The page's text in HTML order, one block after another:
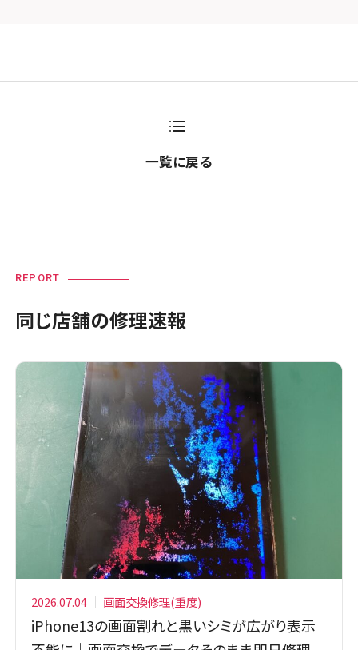
一覧に戻る
REPORT
同じ店舗の修理速報
2026.07.04 画面交換修理(重度)
iPhone13の画面割れと黒いシミが広がり表示